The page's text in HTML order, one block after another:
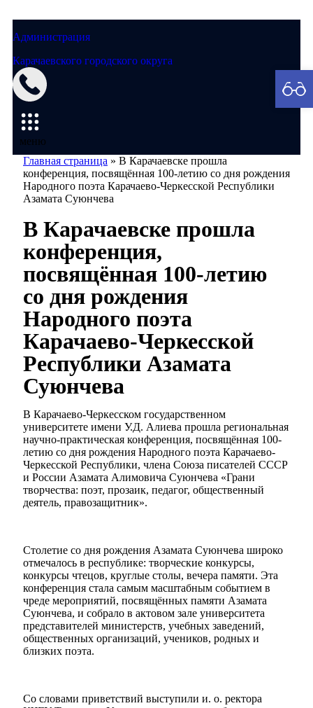
Администрация
Карачаевского городского округа
меню
Главная страница » В Карачаевске прошла
конференция, посвящённая 100-летию со дня рождения
Народного поэта Карачаево-Черкесской Республики
Азамата Суюнчева
В Карачаевске прошла
конференция,
посвящённая 100-летию
со дня рождения
Народного поэта
Карачаево-Черкесской
Республики Азамата
Суюнчева
В Карачаево-Черкесском государственном
университете имени У.Д. Алиева прошла региональная
научно-практическая конференция, посвящённая 100-
летию со дня рождения Народного поэта Карачаево-
Черкесской Республики, члена Союза писателей СССР
и России Азамата Алимовича Суюнчева «Грани
творчества: поэт, прозаик, педагог, общественный
деятель, правозащитник».
Столетие со дня рождения Азамата Суюнчева широко
отмечалось в республике: творческие конкурсы,
конкурсы чтецов, круглые столы, вечера памяти. Эта
конференция стала самым масштабным событием в
чреде мероприятий, посвящённых памяти Азамата
Суюнчева, и собрало в актовом зале университета
представителей министерств, учебных заведений,
общественных организаций, учеников, родных и
близких поэта.
Со словами приветствий выступили и. о. ректора
Мэрия